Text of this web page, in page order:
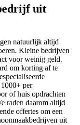
uit
natuurlijk altijd
Kleine bedrijven
voor weinig geld.
om korting af te
per
of huis opdrachten
raden daarom altijd
offertes om een
uit